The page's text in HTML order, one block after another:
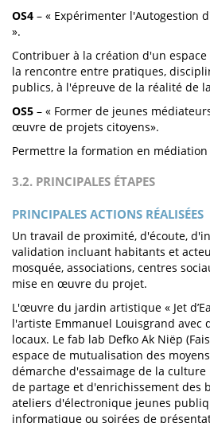
OS4 – « Expérimenter l'Autogestion
».
Contribuer à la création d'un
la rencontre entre pratiques,
publics, à l'épreuve de la réalité de
OS5 – « Former de jeunes
œuvre de projets citoyens».
Permettre la formation en médiation
3.2. PRINCIPALES ÉTAPES
PRINCIPALES ACTIONS RÉALISÉES
Un travail de proximité, d'écoute,
validation incluant habitants et
mosquée, associations, centres
mise en œuvre du projet.
L'œuvre du jardin artistique « Jet
l'artiste Emmanuel Louisgrand avec
locaux. Le fab lab Defko Ak Niëp
espace de mutualisation des
démarche d'essaimage de la
de partage et d'enrichissement des
ateliers d'électronique jeunes
informatique ou soirées de